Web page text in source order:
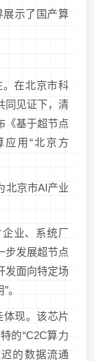
展示了国产算
在北京市科
同见证下，清
《基于超节点
用“北京方
北京市AI产业
业、系统厂
步发展超节点
发面向特定场
。
体现。该芯片
的“C2C算力
的数据流通